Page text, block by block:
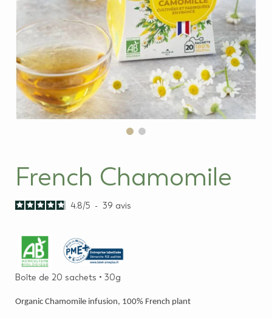
French Chamomile
4.8/5 - 39 avis
Boîte de 20 sachets • 30g
Organic Chamomile infusion, 100% French plant